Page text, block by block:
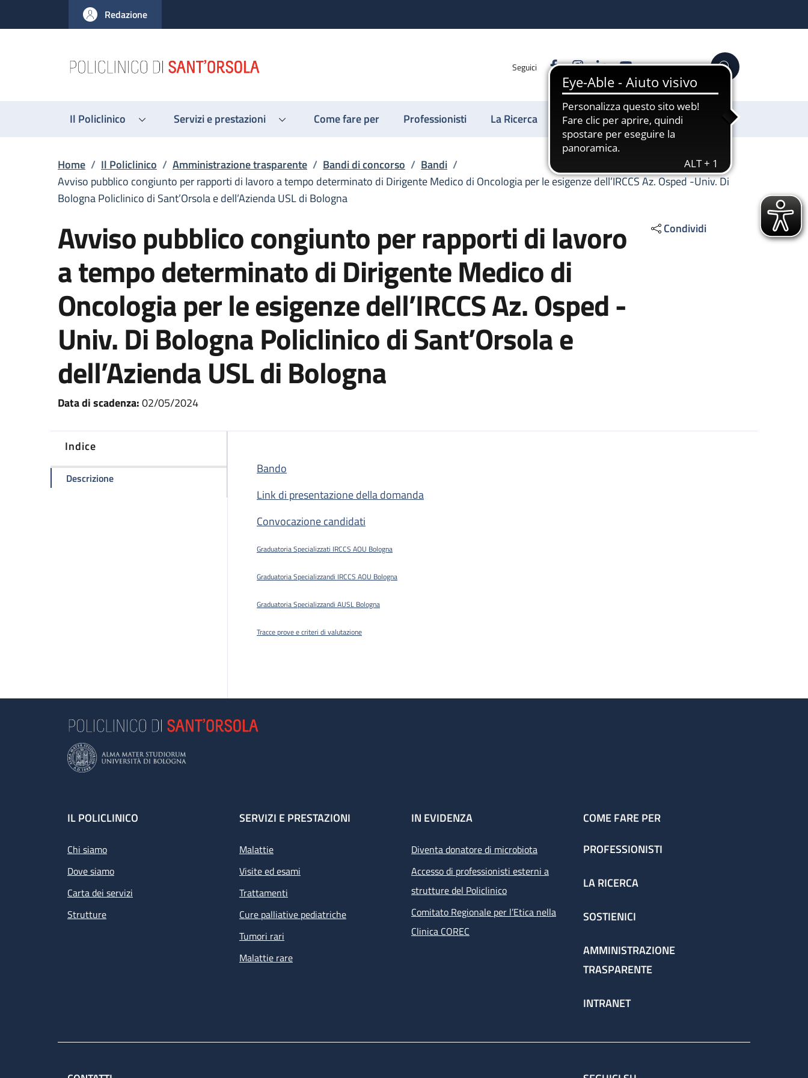
al contenuto principale
to footer content
Redazione
Seguici FacebookInstagram
LinkedinYouTube Cerca
Il Policlinico Servizi e prestazioni Come fare per Professionisti La Ricerca Sostienici
Briciole di pane
Home / Il Policlinico / Amministrazione trasparente / Bandi di concorso / Bandi /
Avviso pubblico congiunto per rapporti di lavoro a tempo determinato di Dirigente Medico di Oncologia per le esigenze dell’IRCCS Az. Osped -Univ. Di
Bologna Policlinico di Sant’Orsola e dell’Azienda USL di Bologna
Avviso pubblico congiunto per rapporti di lavoro
a tempo determinato di Dirigente Medico di
Oncologia per le esigenze dell’IRCCS Az. Osped -
Univ. Di Bologna Policlinico di Sant’Orsola e
dell’Azienda USL di Bologna
Data di scadenza:02/05/2024
Condividi
Indice
Descrizionedella pagina Avviso pubblico congiunto per rapporti di lavoro a tempo determinato di Dirigente Medico di Oncologia per le esigenze dell’IRCCS Az. Osped -Univ. Di
Bando
Link di presentazione della domanda
Convocazione candidati
Graduatoria Specializzati IRCCS AOU Bologna
Graduatoria Specializzandi IRCCS AOU Bologna
Graduatoria Specializzandi AUSL Bologna
Tracce prove e criteri di valutazione
Footer
IL POLICLINICO
Chi siamo
Dove siamo
Carta dei servizi
Strutture
SERVIZI E PRESTAZIONI
Malattie
Visite ed esami
Trattamenti
Cure palliative pediatriche
Tumori rari
Malattie rare
IN EVIDENZA
Diventa donatore di microbiota
Accesso di professionisti esterni a
strutture del Policlinico
Comitato Regionale per l’Etica nella
Clinica COREC
COME FARE PER
PROFESSIONISTI
LA RICERCA
SOSTIENICI
AMMINISTRAZIONE
TRASPARENTE
INTRANET